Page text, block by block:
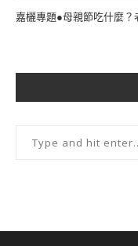
嘉欐專題●母親節吃什麼？